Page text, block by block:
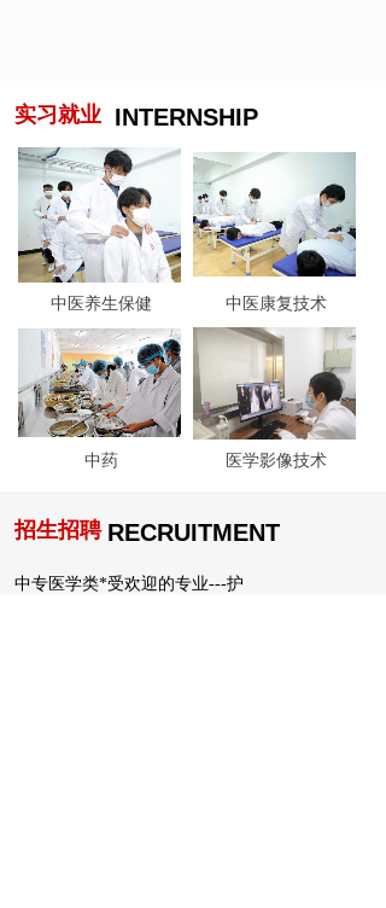
实习就业
中医养生保健 中医康复技术
中药 医学影像技术
INTERNSHIP
招生招聘 RECRUITMENT
中专医学类*受欢迎的专业---护